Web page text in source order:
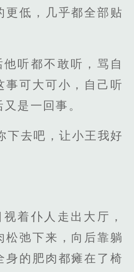
更低，几乎都全部贴
听都不敢听，骂自
事可大可小，自己听
是一回事。
下去吧，让小王我好
着仆人走出大厅，
松弛下来，向后靠躺
身的肥肉都瘫在了椅